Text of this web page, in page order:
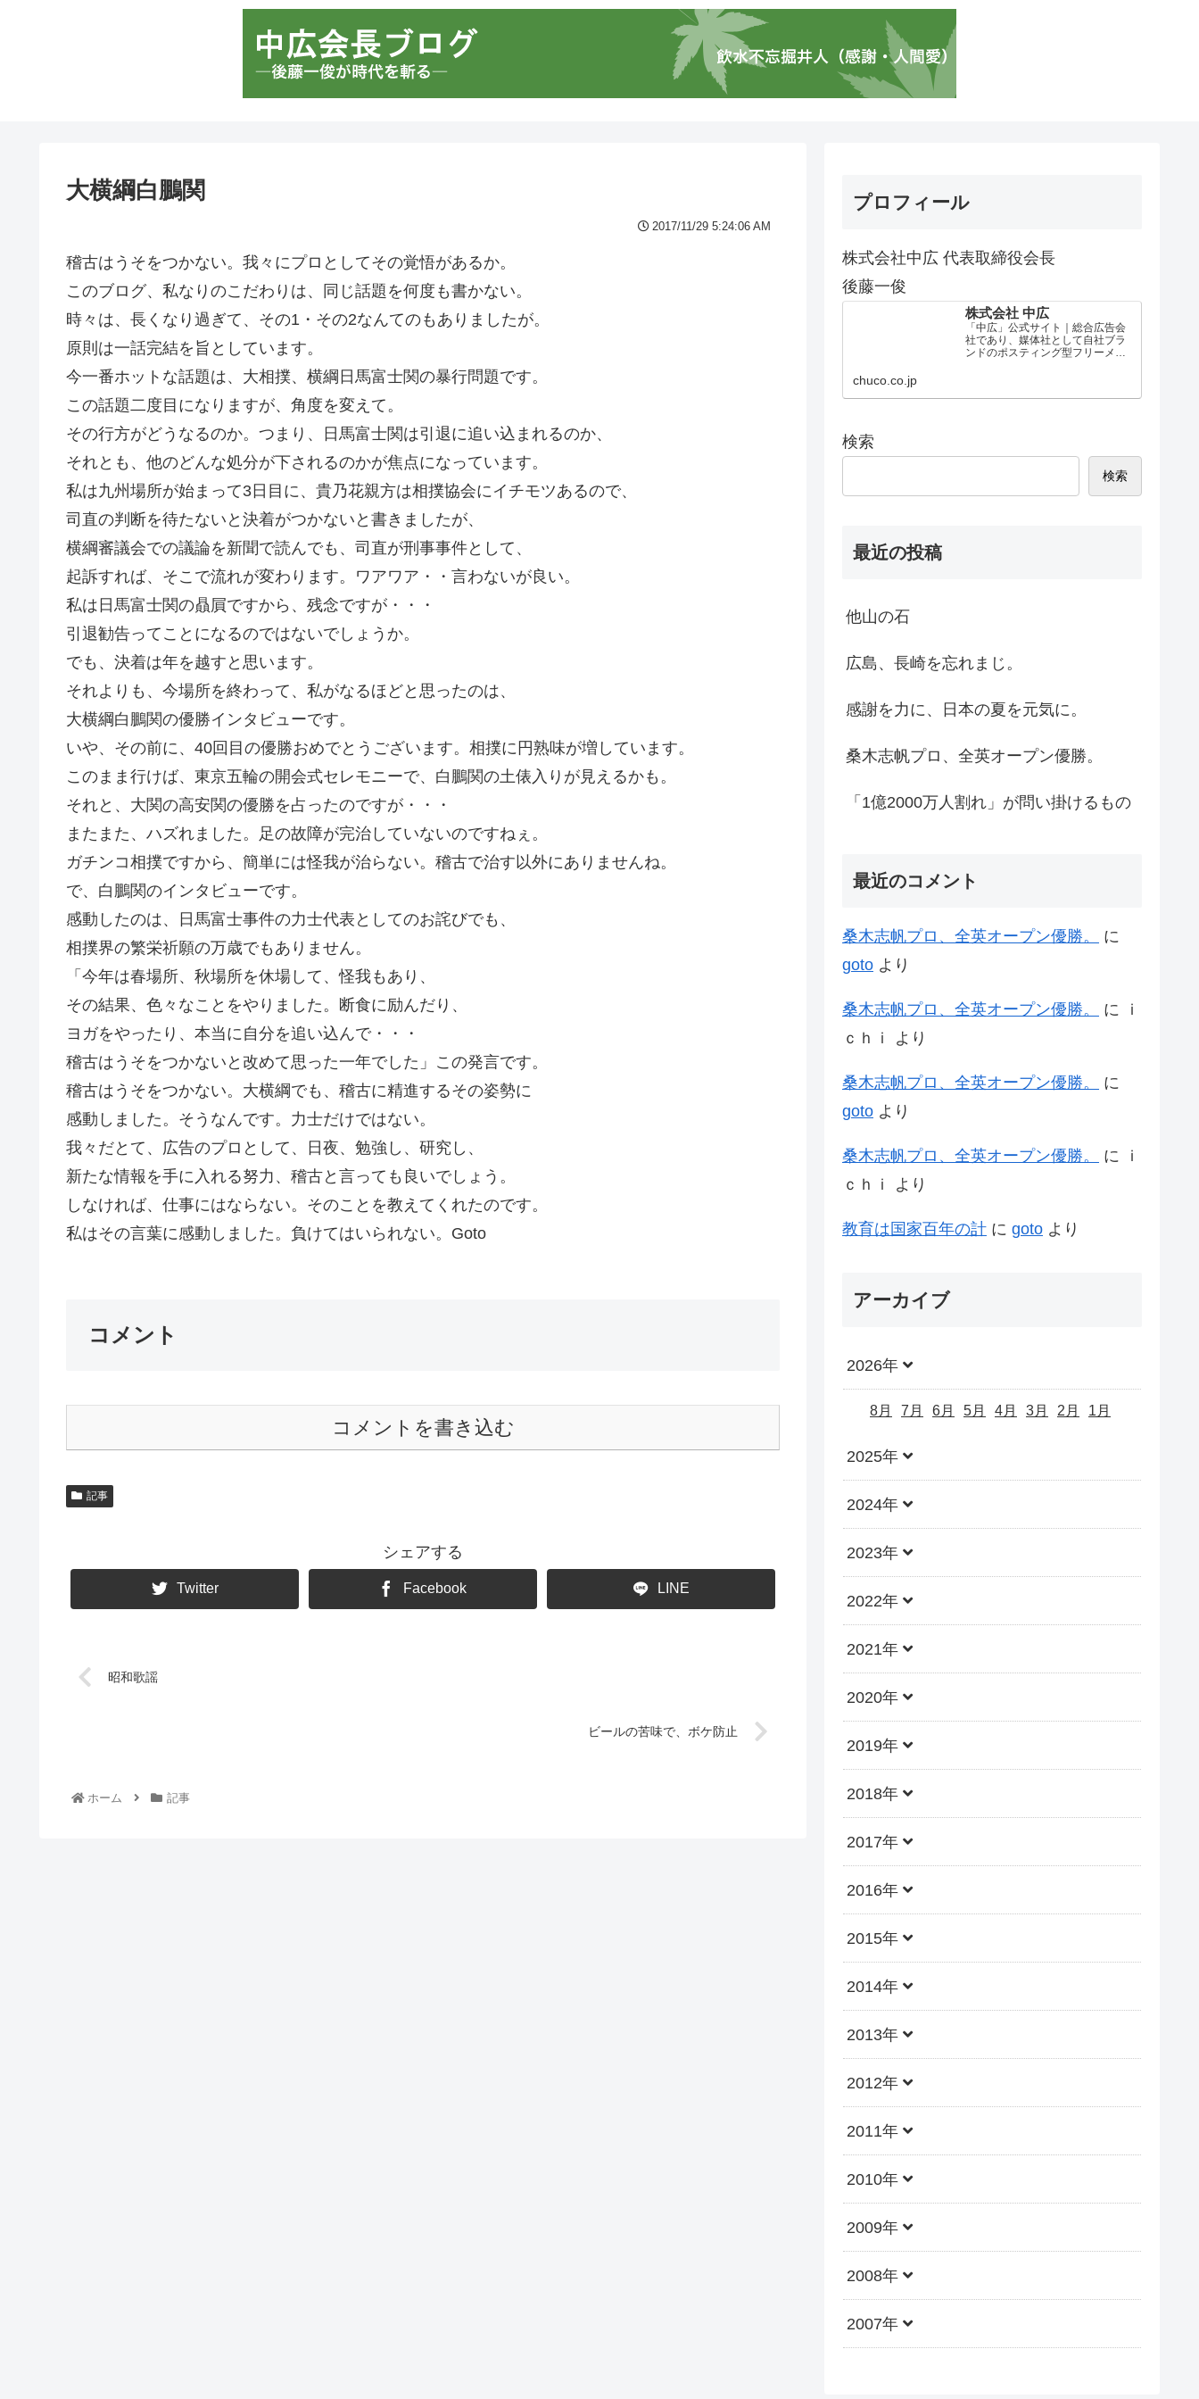
大横綱白鵬関
2017/11/29 5:24:06 AM
稽古はうそをつかない。我々にプロとしてその覚悟があるか。
このブログ、私なりのこだわりは、同じ話題を何度も書かない。
時々は、長くなり過ぎて、その1・その2なんてのもありましたが。
原則は一話完結を旨としています。
今一番ホットな話題は、大相撲、横綱日馬富士関の暴行問題です。
この話題二度目になりますが、角度を変えて。
その行方がどうなるのか。つまり、日馬富士関は引退に追い込まれるのか、
それとも、他のどんな処分が下されるのかが焦点になっています。
私は九州場所が始まって3日目に、貴乃花親方は相撲協会にイチモツあるので、
司直の判断を待たないと決着がつかないと書きましたが、
横綱審議会での議論を新聞で読んでも、司直が刑事事件として、
起訴すれば、そこで流れが変わります。ワアワア・・言わないが良い。
私は日馬富士関の贔屓ですから、残念ですが・・・
引退勧告ってことになるのではないでしょうか。
でも、決着は年を越すと思います。
それよりも、今場所を終わって、私がなるほどと思ったのは、
大横綱白鵬関の優勝インタビューです。
いや、その前に、40回目の優勝おめでとうございます。相撲に円熟味が増しています。
このまま行けば、東京五輪の開会式セレモニーで、白鵬関の土俵入りが見えるかも。
それと、大関の高安関の優勝を占ったのですが・・・
またまた、ハズれました。足の故障が完治していないのですねぇ。
ガチンコ相撲ですから、簡単には怪我が治らない。稽古で治す以外にありませんね。
で、白鵬関のインタビューです。
感動したのは、日馬富士事件の力士代表としてのお詫びでも、
相撲界の繁栄祈願の万歳でもありません。
「今年は春場所、秋場所を休場して、怪我もあり、
その結果、色々なことをやりました。断食に励んだり、
ヨガをやったり、本当に自分を追い込んで・・・
稽古はうそをつかないと改めて思った一年でした」この発言です。
稽古はうそをつかない。大横綱でも、稽古に精進するその姿勢に
感動しました。そうなんです。力士だけではない。
我々だとて、広告のプロとして、日夜、勉強し、研究し、
新たな情報を手に入れる努力、稽古と言っても良いでしょう。
しなければ、仕事にはならない。そのことを教えてくれたのです。
私はその言葉に感動しました。負けてはいられない。Goto
コメント
コメントを書き込む
記事
シェアする
Twitter Facebook LINE
昭和歌謡
ビールの苦味で、ボケ防止
ホーム 記事
プロフィール
株式会社中広 代表取締役会長
後藤一俊
株式会社 中広
「中広」公式サイト｜総合広告会
社であり、媒体社として自社ブラ
ンドのポスティング型フリーメデ
chuco.co.jp
検索
検索
最近の投稿
他山の石
広島、長崎を忘れまじ。
感謝を力に、日本の夏を元気に。
桑木志帆プロ、全英オープン優勝。
「1億2000万人割れ」が問い掛けるもの
最近のコメント
桑木志帆プロ、全英オープン優勝。
に
goto より
桑木志帆プロ、全英オープン優勝。 に
ｉ
ｃｈｉ
より
桑木志帆プロ、全英オープン優勝。
に
goto より
桑木志帆プロ、全英オープン優勝。 に
ｉ
ｃｈｉ
より
教育は国家百年の計 に goto より
アーカイブ
2026年
8月 7月 6月 5月 4月 3月 2月 1月
2025年
2024年
2023年
2022年
2021年
2020年
2019年
2018年
2017年
2016年
2015年
2014年
2013年
2012年
2011年
2010年
2009年
2008年
2007年